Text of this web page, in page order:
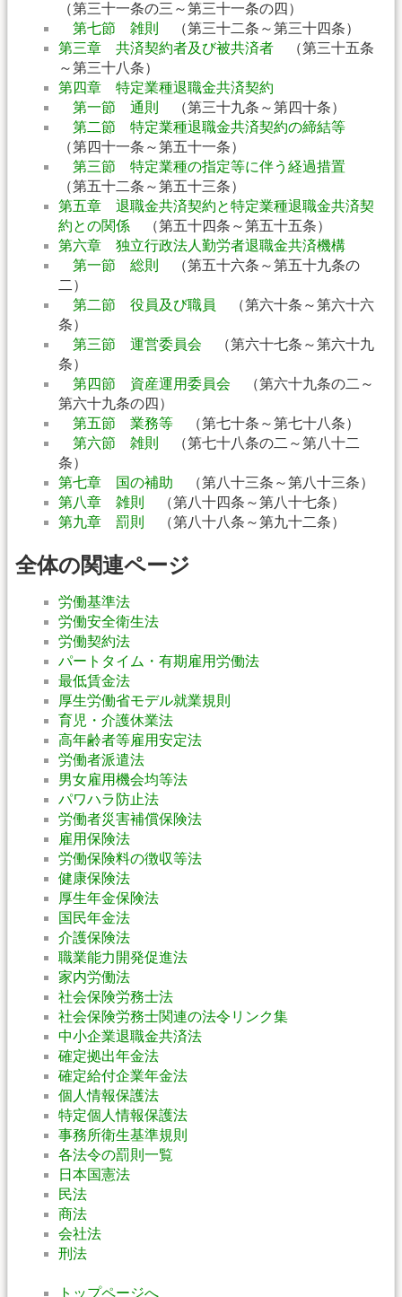
（第三十一条の三～第三十一条の四）
第七節 雑則
（第三十二条～第三十四条）
第三章 共済契約者及び被共済者 （第三十五条
～第三十八条）
第四章 特定業種退職金共済契約
第一節 通則
（第三十九条～第四十条）
第二節 特定業種退職金共済契約の締結等
（第四十一条～第五十一条）
第三節 特定業種の指定等に伴う経過措置
（第五十二条～第五十三条）
第五章 退職金共済契約と特定業種退職金共済契
約との関係 （第五十四条～第五十五条）
第六章 独立行政法人勤労者退職金共済機構
第一節 総則
（第五十六条～第五十九条の
二）
第二節 役員及び職員
（第六十条～第六十六
条）
第三節 運営委員会 （第六十七条～第六十九
条）
第四節 資産運用委員会 （第六十九条の二～
第六十九条の四）
第五節 業務等 （第七十条～第七十八条）
第六節 雑則
（第七十八条の二～第八十二
条）
第七章 国の補助 （第八十三条～第八十三条）
第八章 雑則
（第八十四条～第八十七条）
第九章 罰則
（第八十八条～第九十二条）
全体の関連ページ
労働基準法
労働安全衛生法
労働契約法
パートタイム・有期雇用労働法
最低賃金法
厚生労働省モデル就業規則
育児・介護休業法
高年齢者等雇用安定法
労働者派遣法
男女雇用機会均等法
パワハラ防止法
労働者災害補償保険法
雇用保険法
労働保険料の徴収等法
健康保険法
厚生年金保険法
国民年金法
介護保険法
職業能力開発促進法
家内労働法
社会保険労務士法
社会保険労務士関連の法令リンク集
中小企業退職金共済法
確定拠出年金法
確定給付企業年金法
個人情報保護法
特定個人情報保護法
事務所衛生基準規則
各法令の罰則一覧
日本国憲法
民法
商法
会社法
刑法
トップページへ